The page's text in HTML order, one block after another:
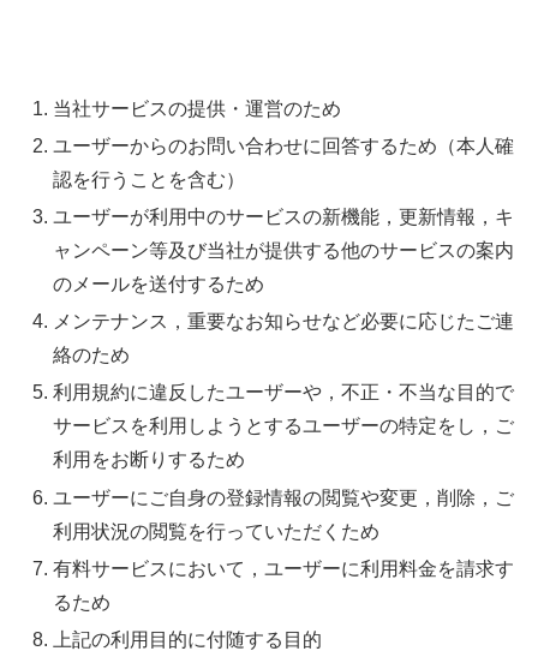
当社サービスの提供・運営のため
ユーザーからのお問い合わせに回答するため（本人確
認を行うことを含む）
ユーザーが利用中のサービスの新機能，更新情報，キ
ャンペーン等及び当社が提供する他のサービスの案内
のメールを送付するため
メンテナンス，重要なお知らせなど必要に応じたご連
絡のため
利用規約に違反したユーザーや，不正・不当な目的で
サービスを利用しようとするユーザーの特定をし，ご
利用をお断りするため
ユーザーにご自身の登録情報の閲覧や変更，削除，ご
利用状況の閲覧を行っていただくため
有料サービスにおいて，ユーザーに利用料金を請求す
るため
上記の利用目的に付随する目的